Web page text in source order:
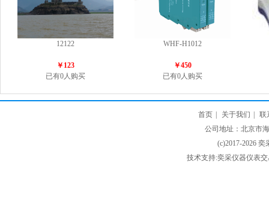
12122
￥123
已有0人购买
WHF-H1012
￥450
已有0人购买
首页 关于我们
联
公司地址：北京市
(c)2017-2026
技术支持:奕采仪器仪表